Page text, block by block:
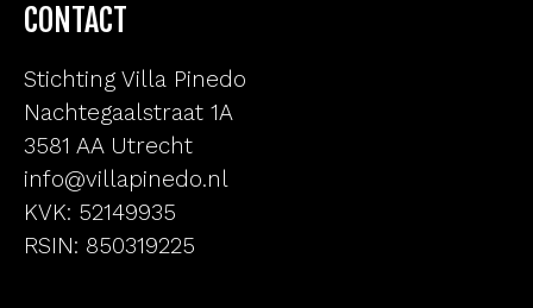
CONTACT
Stichting Villa Pinedo
Nachtegaalstraat 1A
3581 AA Utrecht
info@villapinedo.nl
KVK: 52149935
RSIN: 850319225